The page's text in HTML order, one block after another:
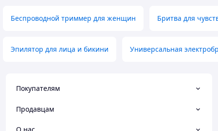
Беспроводной триммер для женщин Бритва для
Эпилятор для лица и бикини Универсальная
Покупателям
Продавцам